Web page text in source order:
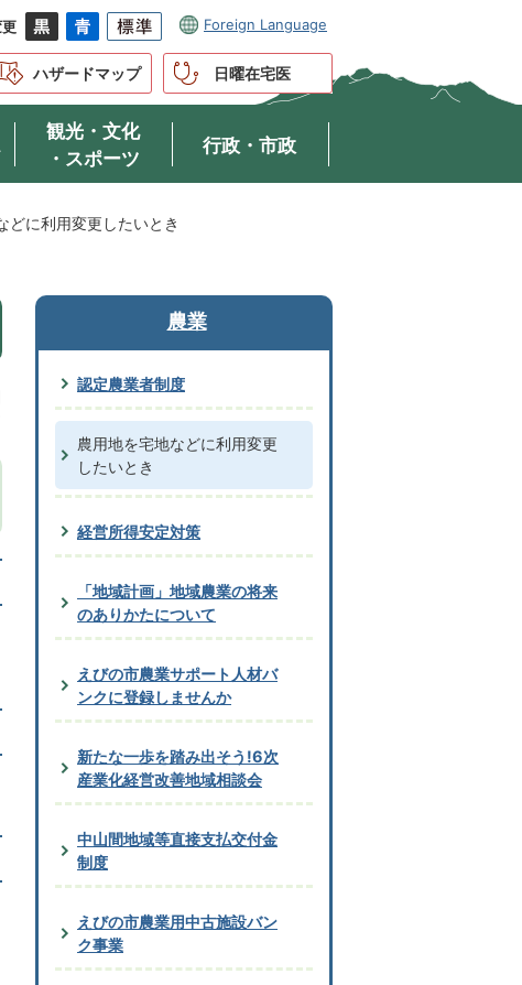
Foreign Language
ハザードマップ 日曜在宅医
観光・文化
・スポーツ
行政・市政
どに利用変更したいとき
農業
認定農業者制度
農用地を宅地などに利用変更
したいとき
経営所得安定対策
「地域計画」地域農業の将来
のありかたについて
えびの市農業サポート人材バ
ンクに登録しませんか
新たな一歩を踏み出そう!6次
産業化経営改善地域相談会
中山間地域等直接支払交付金
制度
えびの市農業用中古施設バン
ク事業